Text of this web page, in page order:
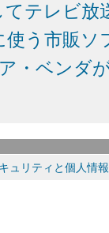
テレビ放
う市販ソ
ベンダ
ュリティと個人情